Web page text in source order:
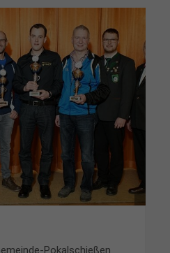
Pokalschießen